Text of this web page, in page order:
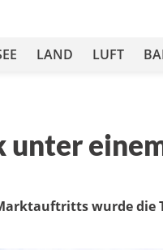
LAND LUFT
unter
wurde die